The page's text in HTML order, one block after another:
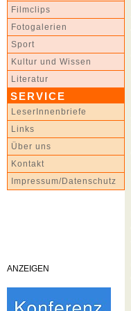
Filmclips
Fotogalerien
Sport
Kultur und Wissen
Literatur
SERVICE
LeserInnenbriefe
Links
Über uns
Kontakt
Impressum/Datenschutz
ANZEIGEN